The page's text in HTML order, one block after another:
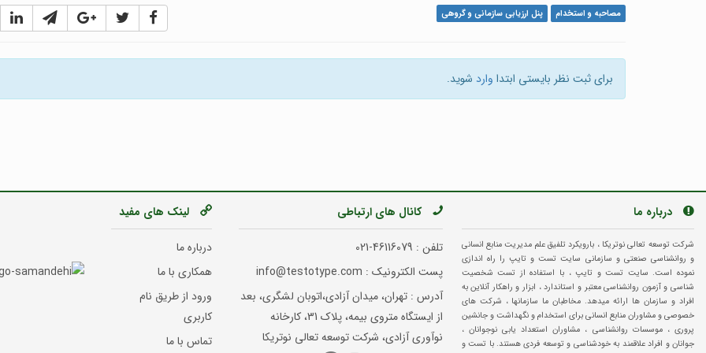
مصاحبه و استخدام پنل ارزیابی سازمانی و گروهی
برای ثبت نظر بایستی ابتدا وارد شوید.
درباره ما
شرکت توسعه تعالی نوتریکا ، بارویکرد تلفیق علم مدیریت منابع انسانی
و روانشناسی صنعتی و سازمانی سایت تست و تایپ را راه اندازی
نموده است. سایت تست و تایپ ، با استفاده از تست شخصیت
شناسی و آزمون روانشناسی معتبر و استاندارد ، ابزار و راهکار آنلاین به
افراد و سازمان ها ارائه میدهد. مخاطبان ما سازمانها ، شرکت های
خصوصی و مشاوران منابع انسانی برای استخدام و نگهداشت و جانشین
پروری ، موسسات روانشناسی ، مشاوران استعداد یابی نوجوانان ،
جوانان و افراد علاقمند به خودشناسی و توسعه فردی هستند. با تست و
کانال های ارتباطی
تلفن : 021-46116079
پست الکترونیک : info@testotype.com
آدرس : تهران، میدان آزادی،اتوبان لشگری، بعد
از ایستگاه متروی بیمه، پلاک 31، کارخانه
نوآوری آزادی، شرکت توسعه تعالی نوتریکا
لینک های مفید
درباره ما
همکاری با ما
ورود از طریق نام
کاربری
تماس با ما